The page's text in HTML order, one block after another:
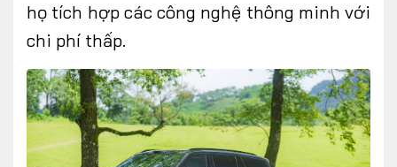
họ tích hợp các công nghệ thông minh với
chi phí thấp.